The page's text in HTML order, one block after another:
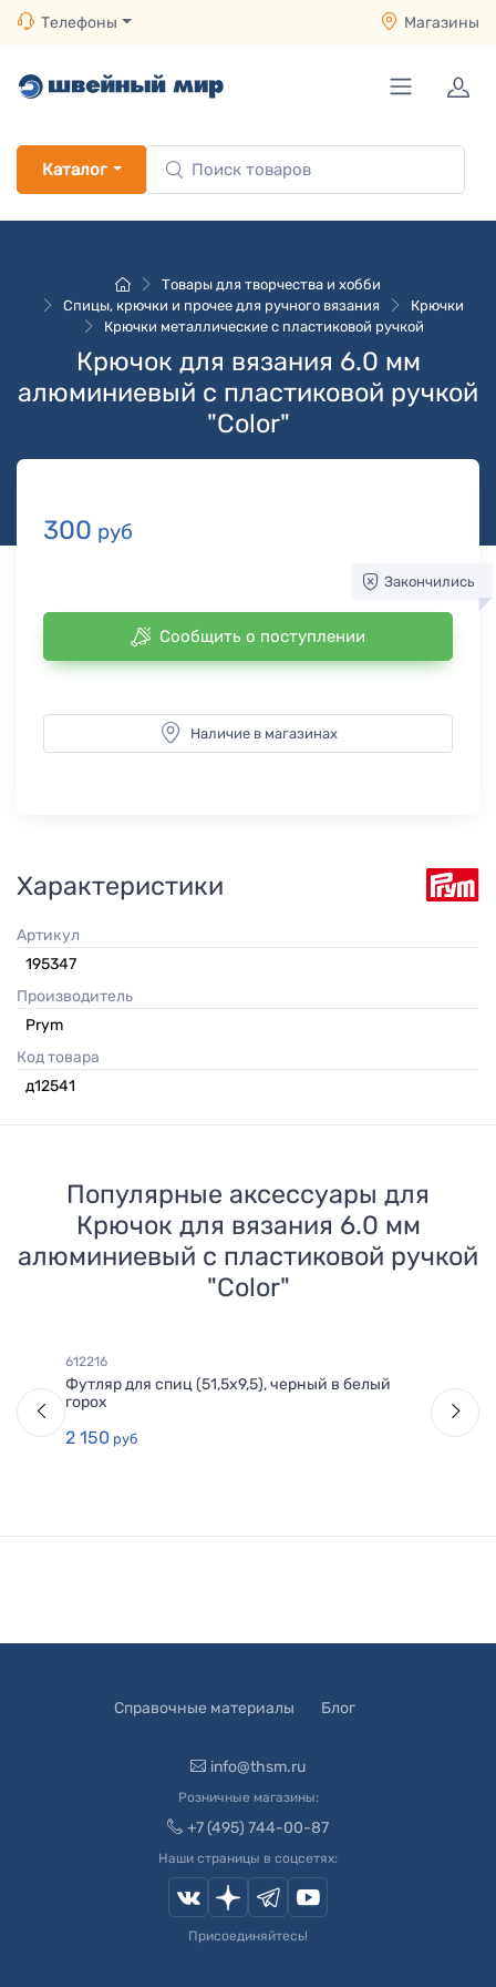
Телефоны Магазины
Каталог
Товары для творчества и хобби
Спицы, крючки и прочее для ручного вязания
Крючки
Крючки металлические с пластиковой ручкой
Крючок для вязания 6.0 мм
алюминиевый с пластиковой ручкой
"Color"
300 руб
Закончились
Сообщить о поступлении
Наличие в магазинах
Характеристики
Артикул
195347
Производитель
Prym
Код товара
д12541
Популярные аксессуары для
Крючок для вязания 6.0 мм
алюминиевый с пластиковой ручкой
"Color"
612216
Футляр для спиц (51,5х9,5), черный в белый
горох
2 150 руб
Справочные материалы Блог
info@thsm.ru
Розничные магазины:
+7 (495) 744-00-87
Наши страницы в соцсетях:
Присоединяйтесь!